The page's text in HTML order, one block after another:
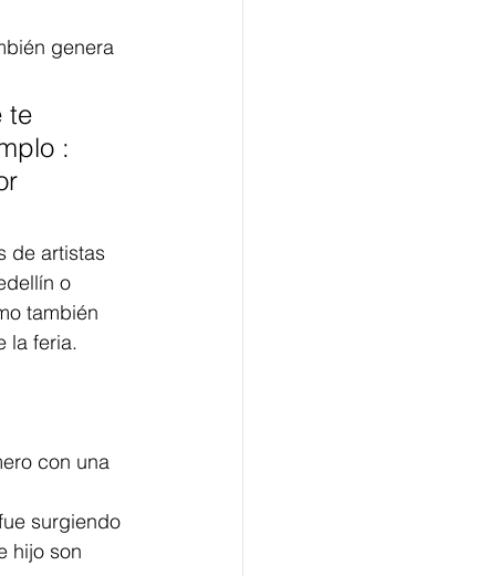
genera
te
:
de artistas
o
también
la feria.
con una
hijo son